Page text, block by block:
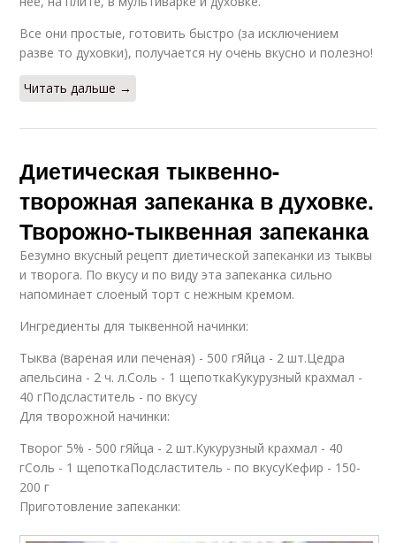
Все они простые, готовить быстро (за исключением
разве то духовки), получается ну очень вкусно и полезно!
Читать дальше →
Диетическая тыквенно-
творожная запеканка в духовке.
Творожно-тыквенная запеканка
Безумно вкусный рецепт диетической запеканки из тыквы
и творога. По вкусу и по виду эта запеканка сильно
напоминает слоеный торт с нежным кремом.
Ингредиенты для тыквенной начинки:
Тыква (вареная или печеная) - 500 гЯйца - 2 шт.Цедра
апельсина - 2 ч. л.Соль - 1 щепоткаКукурузный крахмал -
40 гПодсластитель - по вкусу
Для творожной начинки:
Творог 5% - 500 гЯйца - 2 шт.Кукурузный крахмал - 40
гСоль - 1 щепоткаПодсластитель - по вкусуКефир - 150-
200 г
Приготовление запеканки: